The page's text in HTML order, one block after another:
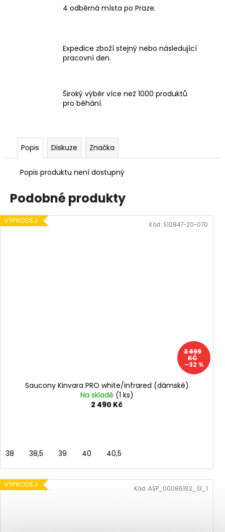
4 odběrná místa po Praze.
Expedice zboží stejný nebo následující
pracovní den.
Široký výběr více než 1000 produktů
pro běhání.
Popis Diskuze Značka
Popis produktu není dostupný
Podobné produkty
VÝPRODEJ
3 699
KČ
–32 %
Saucony Kinvara PRO white/infrared (dámské)
Na skladě (1 ks)
2 490 Kč
38 38,5 39 40 40,5
Kód: S10847-20-070
VÝPRODEJ Kód: ASP_00086162_13_1